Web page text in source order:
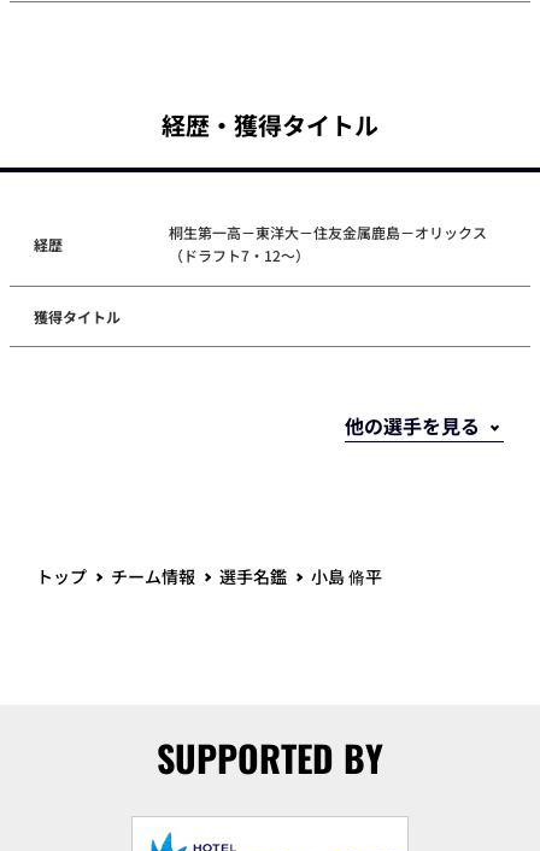
経歴・獲得タイトル
経歴
桐生第一高－東洋大－住友金属鹿島－オリックス
（ドラフト7・12～）
獲得タイトル
トップ チーム情報 選手名鑑 小島 脩平
SUPPORTED BY